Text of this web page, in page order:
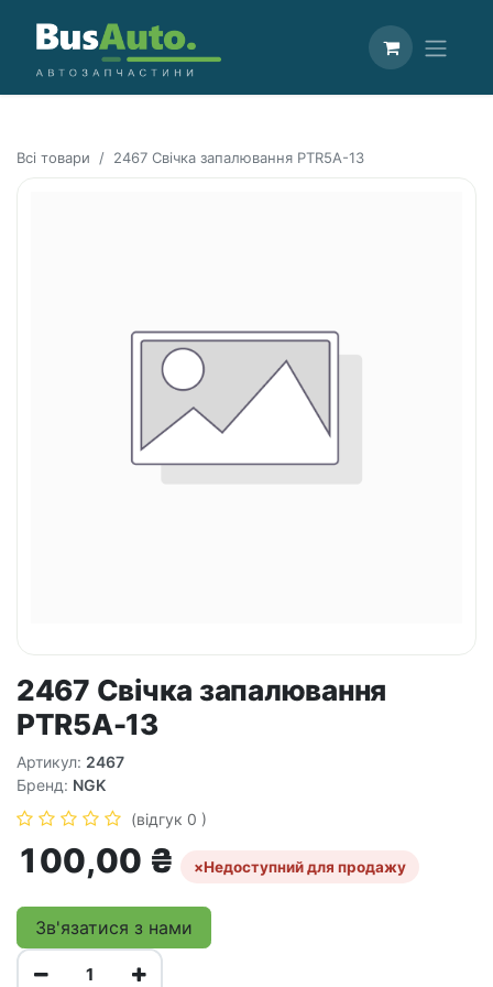
Всі товари 2467 Свічка запалювання PTR5A-13
2467 Свічка запалювання
PTR5A-13
Артикул: 2467
Бренд: NGK
(відгук 0 )
100,00 ₴ ×Недоступний для продажу
Зв'язатися з нами